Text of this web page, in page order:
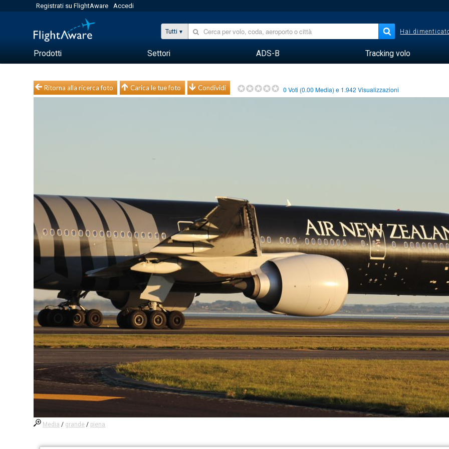
Registrati su FlightAware Accedi
Tutti Hai
Prodotti Settori ADS-B Tracking volo
Ritorna alla ricerca foto Carica le tue foto Condividi 0 Voti (0.00 Media) e 1.942 Visualizzazioni
Media / grande / piena